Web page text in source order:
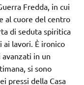
Fredda, in cui
al cuore del centro
di seduta spiritica
lavori. È ironico
in un
si sono
pressi della Casa